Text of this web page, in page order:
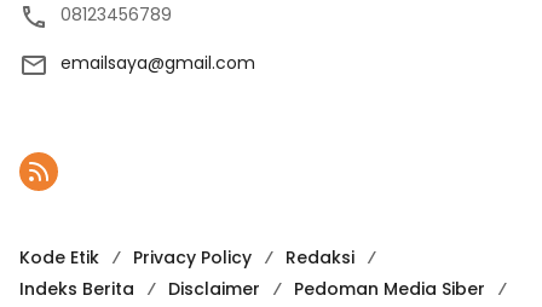
08123456789
emailsaya@gmail.com
Kode Etik Privacy Policy
Redaksi
Indeks Berita
Disclaimer Pedoman Media Siber